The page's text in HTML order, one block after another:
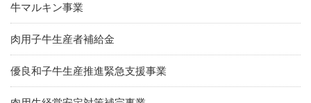
牛マルキン事業
肉用子牛生産者補給金
優良和子牛生産推進緊急支援事業